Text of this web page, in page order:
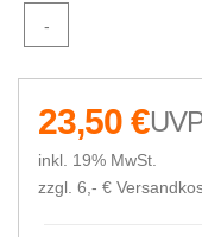
-
23,50 €
inkl. 19% MwSt.
zzgl. 6,- €